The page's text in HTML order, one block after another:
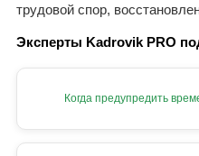
трудовой спор,
Эксперты Kadrovik PRO
Когда предупредить